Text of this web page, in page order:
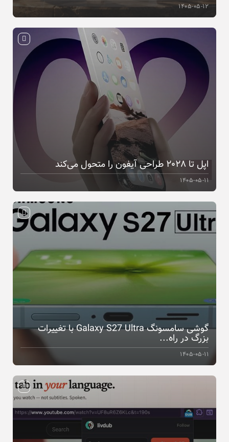
۱۴۰۵-۰۵-۱۲
اپل تا ۲۰۲۸ طراحی آیفون را متحول می‌کند
۱۴۰۵-۰۵-۱۱
گوشی سامسونگ Galaxy S27 Ultra با تغییرات
بزرگ در راه...
۱۴۰۵-۰۵-۱۱